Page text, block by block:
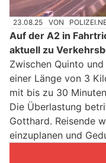
23.08.25 VON
Auf der A2 in
aktuell zu
Zwischen Quinto
einer Länge von 3
mit bis zu 30
Die Überlastung
Gotthard. Reisende
einzuplanen und